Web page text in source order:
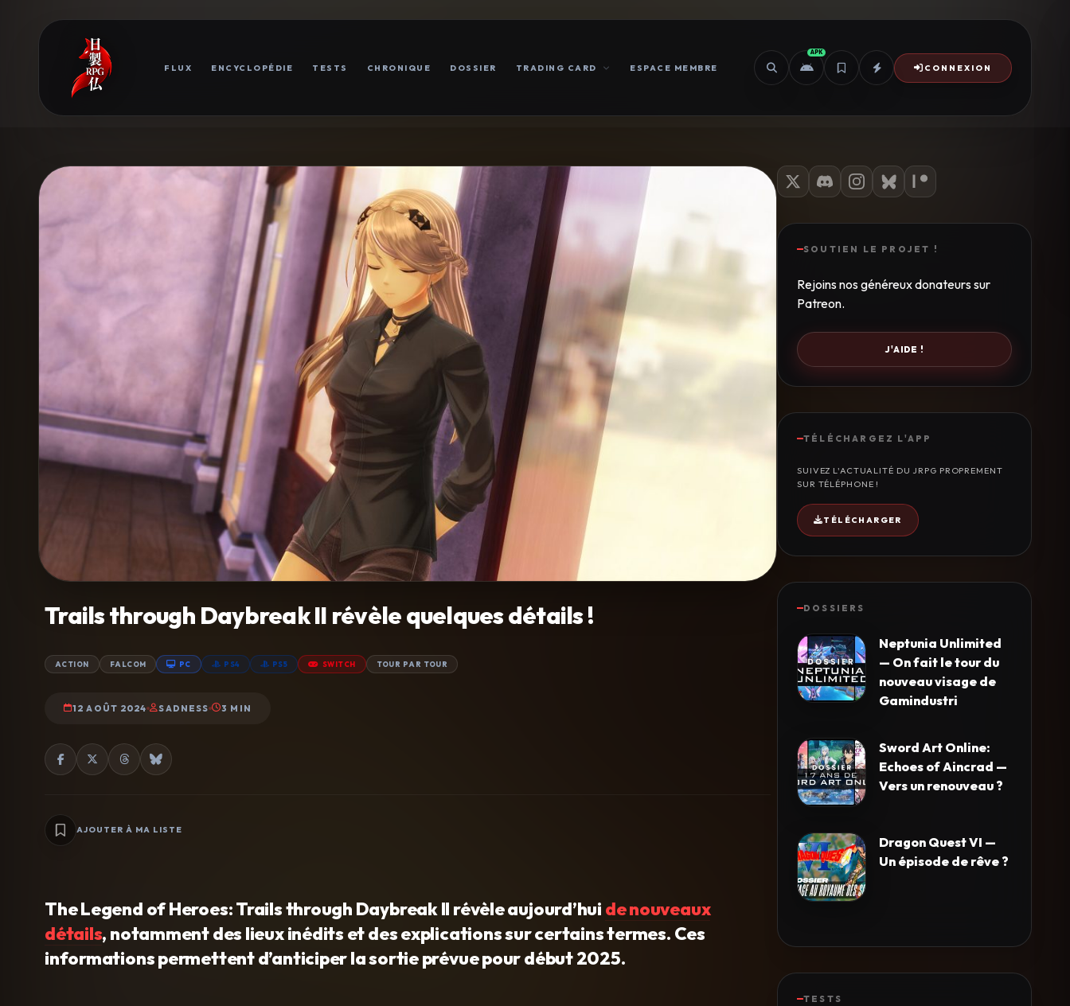
FLUX ENCYCLOPÉDIE TESTS CHRONIQUE DOSSIER TRADING CARD ESPACE MEMBRE
APK
CONNEXION
Trails through Daybreak II révèle quelques détails !
ACTION FALCOM PC PS4 PS5 SWITCH TOUR PAR TOUR
12 AOÛT 2024 SADNESS 3 MIN
AJOUTER À MA LISTE
The Legend of Heroes: Trails through Daybreak II révèle aujourd’hui de nouveaux
détails, notamment des lieux inédits et des explications sur certains termes. Ces
informations permettent d’anticiper la sortie prévue pour début 2025.
SOUTIEN LE PROJET !
Rejoins nos généreux donateurs sur
Patreon.
J'AIDE !
TÉLÉCHARGEZ L'APP
SUIVEZ L'ACTUALITÉ DU JRPG PROPREMENT
SUR TÉLÉPHONE !
TÉLÉCHARGER
DOSSIERS
Neptunia Unlimited
— On fait le tour du
nouveau visage de
Gamindustri
Sword Art Online:
Echoes of Aincrad —
Vers un renouveau ?
Dragon Quest VI —
Un épisode de rêve ?
TESTS